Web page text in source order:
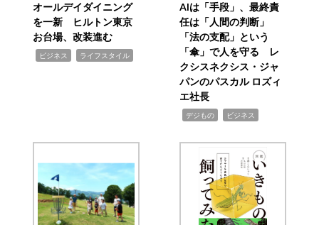
オールデイダイニング
を一新 ヒルトン東京
お台場、改装進む
ビジネス ライフスタイル
AIは「手段」、最終責
任は「人間の判断」
「法の支配」という
「傘」で人を守る レ
クシスネクシス・ジャ
パンのパスカル ロズィ
エ社長
デジもの ビジネス